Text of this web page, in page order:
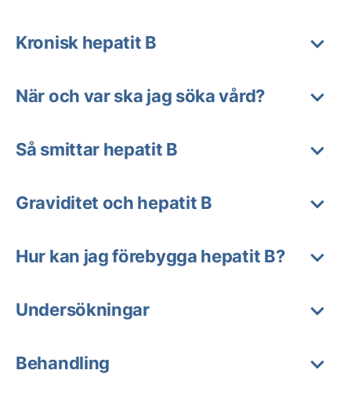
Kronisk hepatit B
När och var ska jag söka vård?
Så smittar hepatit B
Graviditet och hepatit B
Hur kan jag förebygga hepatit B?
Undersökningar
Behandling